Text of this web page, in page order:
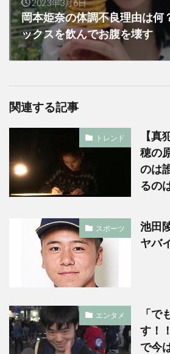
2023年3月6日
岡本姫奈の体調不良理由は何
ックスを飲んでお腹を壊す
関連する記事
トレンド
【
穂の
のは
るの
スポーツ
池田
ヤバ
エンタメ
「で
す！
で今